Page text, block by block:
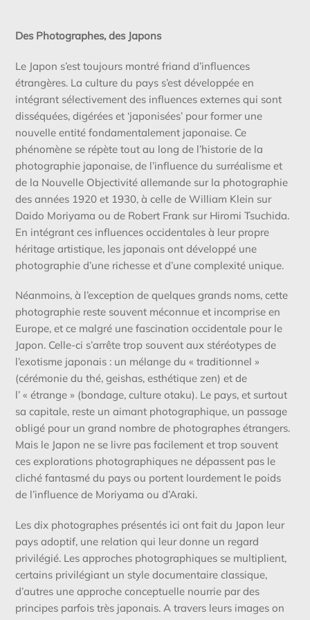
contentDes Photographes, des Japons
Le Japon s’est toujours montré friand d’influences
étrangères. La culture du pays s’est développée en
intégrant sélectivement des influences externes qui sont
disséquées, digérées et ‘japonisées’ pour former une
nouvelle entité fondamentalement japonaise. Ce
phénomène se répète tout au long de l’historie de la
photographie japonaise, de l’influence du surréalisme et
de la Nouvelle Objectivité allemande sur la photographie
des années 1920 et 1930, à celle de William Klein sur
Daido Moriyama ou de Robert Frank sur Hiromi Tsuchida.
En intégrant ces influences occidentales à leur propre
héritage artistique, les japonais ont développé une
photographie d’une richesse et d’une complexité unique.
Néanmoins, à l’exception de quelques grands noms, cette
photographie reste souvent méconnue et incomprise en
Europe, et ce malgré une fascination occidentale pour le
Japon. Celle-ci s’arrête trop souvent aux stéréotypes de
l’exotisme japonais : un mélange du « traditionnel »
(cérémonie du thé, geishas, esthétique zen) et de
l’ « étrange » (bondage, culture otaku). Le pays, et surtout
sa capitale, reste un aimant photographique, un passage
obligé pour un grand nombre de photographes étrangers.
Mais le Japon ne se livre pas facilement et trop souvent
ces explorations photographiques ne dépassent pas le
cliché fantasmé du pays ou portent lourdement le poids
de l’influence de Moriyama ou d’Araki.
Les dix photographes présentés ici ont fait du Japon leur
pays adoptif, une relation qui leur donne un regard
privilégié. Les approches photographiques se multiplient,
certains privilégiant un style documentaire classique,
d’autres une approche conceptuelle nourrie par des
principes parfois très japonais. A travers leurs images on